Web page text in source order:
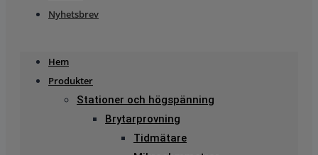
Nyhetsbrev
Hem
Produkter
Stationer och högspänning
Brytarprovning
Tidmätare